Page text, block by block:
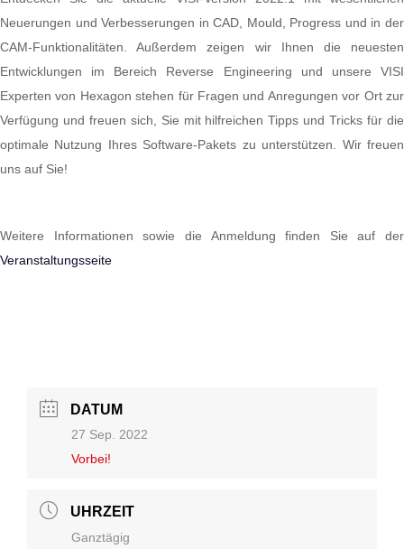
Neuerungen und Verbesserungen in CAD, Mould, Progress und in der
CAM-Funktionalitäten. Außerdem zeigen wir Ihnen die neuesten
Entwicklungen im Bereich Reverse Engineering und unsere VISI
Experten von Hexagon stehen für Fragen und Anregungen vor Ort zur
Verfügung und freuen sich, Sie mit hilfreichen Tipps und Tricks für die
optimale Nutzung Ihres Software-Pakets zu unterstützen. Wir freuen
uns auf Sie!
Weitere Informationen sowie die Anmeldung finden Sie auf der
Veranstaltungsseite
DATUM
27 Sep. 2022
Vorbei!
UHRZEIT
Ganztägig